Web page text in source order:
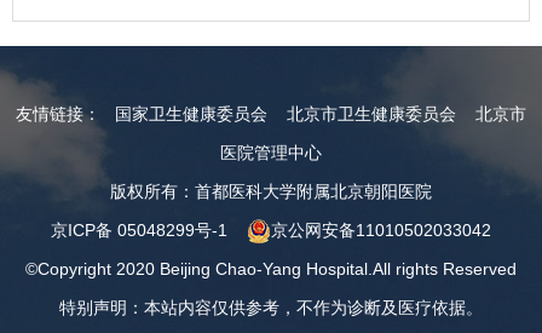
友情链接： 国家卫生健康委员会 北京市卫生健康委员会
北京市
医院管理中心
版权所有：首都医科大学附属北京朝阳医院
京ICP备 05048299号-1
京公网安备11010502033042
©Copyright 2020 Beijing Chao-Yang Hospital.All rights Reserved
特别声明：本站内容仅供参考，不作为诊断及医疗依据。